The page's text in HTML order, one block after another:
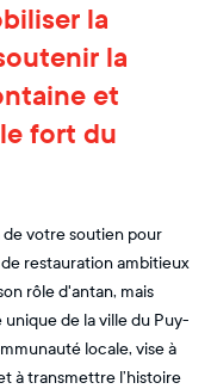
la
la
et
fort du
de votre soutien pour
restauration ambitieux
rôle d'antan, mais
de la ville du Puy-
locale, vise à
à transmettre l’histoire